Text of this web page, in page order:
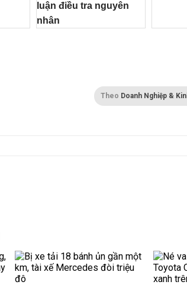
luận điều tra nguyên
nhân
Theo Doanh Nghiệp &